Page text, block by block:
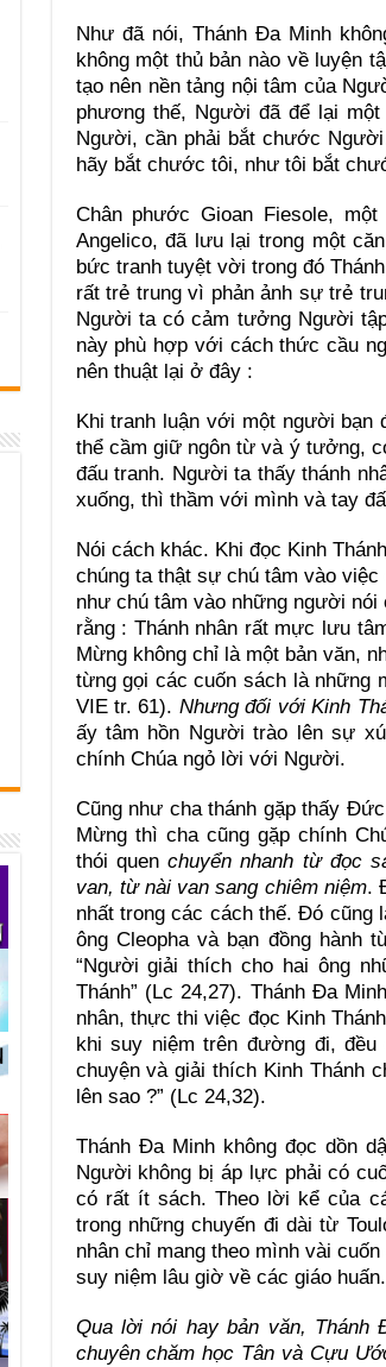
Như đã nói, Thánh Đa Minh
không một thủ bản nào về luyện
tạo nên nền tảng nội tâm của
phương thế, Người đã để lại
Người, cần phải bắt chước
hãy bắt chước tôi, như tôi bắt
Chân phước Gioan Fiesole,
Angelico, đã lưu lại trong một
bức tranh tuyệt vời trong đó
rất trẻ trung vì phản ảnh sự trẻ
Người ta có cảm tưởng Người
này phù hợp với cách thức cầu
nên thuật lại ở đây :
Khi tranh luận với một người bạn
thể cầm giữ ngôn từ và ý tưởng,
đấu tranh. Người ta thấy thánh
xuống, thì thầm với mình và tay
Nói cách khác. Khi đọc Kinh
chúng ta thật sự chú tâm vào
như chú tâm vào những người
rằng : Thánh nhân rất mực lưu
Mừng không chỉ là một bản văn,
từng gọi các cuốn sách là những
VIE tr. 61). Nhưng đối với Kinh
ấy tâm hồn Người trào lên sự
chính Chúa ngỏ lời với Người.
Cũng như cha thánh gặp thấy
Mừng thì cha cũng gặp chính
thói quenchuyển nhanh từ đọc
van, từ nài van sang chiêm niệm.
nhất trong các cách thế. Đó cũng
ông Cleopha và bạn đồng hành
“Người giải thích cho hai ông
Thánh” (Lc 24,27). Thánh Đa
nhân, thực thi việc đọc Kinh
khi suy niệm trên đường đi,
chuyện và giải thích Kinh Thánh
lên sao ?” (Lc 24,32).
Thánh Đa Minh không đọc dồn
Người không bị áp lực phải có
có rất ít sách. Theo lời kể của
trong những chuyến đi dài từ
nhân chỉ mang theo mình vài
suy niệm lâu giờ về các giáo huấn.
Qua lời nói hay bản văn, Thánh
chuyên chăm học Tân và Cựu